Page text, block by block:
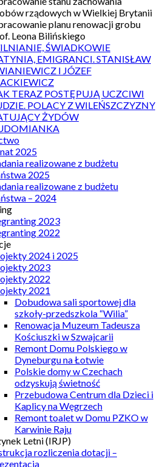
rządowych w Wielkiej Brytanii
planu renowacji grobu
Leona Bilińskiego
ŚWIADKOWIE
EMIGRANCI. STANISŁAW
I JÓZEF
TERAZ POSTĘPUJĄ UCZCIWI
POLACY Z WILEŃSZCZYZNY
ŻYDÓW
2025
realizowane z budżetu
2025
realizowane z budżetu
– 2024
2023
2022
2024 i 2025
2023
2022
2021
Dobudowa sali sportowej dla
szkoły-przedszkola “Wilia”
Renowacja Muzeum Tadeusza
Kościuszki w Szwajcarii
Remont Domu Polskiego w
Dyneburgu na Łotwie
Polskie domy w Czechach
odzyskują świetność
Przebudowa Centrum dla Dzieci i
Kaplicy na Węgrzech
Remont toalet w Domu PZKO w
Karwinie Raju
Letni (IRJP)
rozliczenia dotacji –